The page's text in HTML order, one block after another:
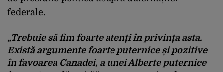
federale.
„Trebuie să fim foarte atenți în privința asta.
Există argumente foarte puternice și pozitive
în favoarea Canadei, a unei Alberte puternice